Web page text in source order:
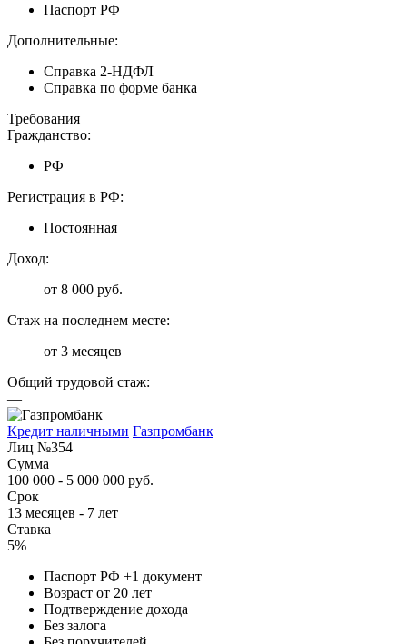
Паспорт РФ
Дополнительные:
Справка 2-НДФЛ
Справка по форме банка
Требования
Гражданство:
РФ
Регистрация в РФ:
Постоянная
Доход:
от 8 000 руб.
Стаж на последнем месте:
от 3 месяцев
Общий трудовой стаж:
—
Кредит наличными Газпромбанк
Лиц №354
Сумма
100 000 - 5 000 000 руб.
Срок
13 месяцев - 7 лет
Ставка
5%
Паспорт РФ +1 документ
Возраст от 20 лет
Подтверждение дохода
Без залога